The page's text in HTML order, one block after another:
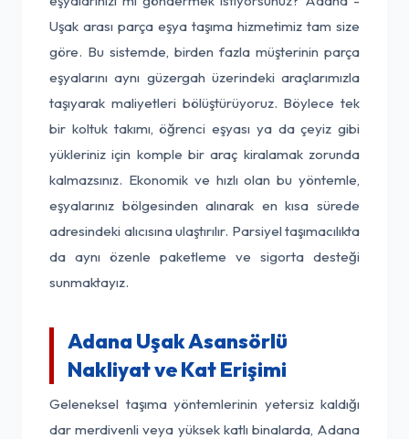
Uşak arası parça eşya taşıma hizmetimiz tam size
göre. Bu sistemde, birden fazla müşterinin parça
eşyalarını aynı güzergah üzerindeki araçlarımızla
taşıyarak maliyetleri bölüştürüyoruz. Böylece tek
bir koltuk takımı, öğrenci eşyası ya da çeyiz gibi
yükleriniz için komple bir araç kiralamak zorunda
kalmazsınız. Ekonomik ve hızlı olan bu yöntemle,
eşyalarınız bölgesinden alınarak en kısa sürede
adresindeki alıcısına ulaştırılır. Parsiyel taşımacılıkta
da aynı özenle paketleme ve sigorta desteği
sunmaktayız.
Adana Uşak Asansörlü
Nakliyat ve Kat Erişimi
Geleneksel taşıma yöntemlerinin yetersiz kaldığı
dar merdivenli veya yüksek katlı binalarda, Adana